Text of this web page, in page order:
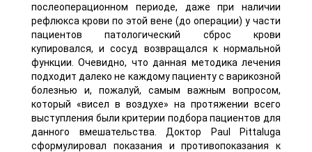
послеоперационном периоде, даже при наличии
рефлюкса крови по этой вене (до операции) у части
пациентов патологический сброс крови
купировался, и сосуд возвращался к нормальной
функции. Очевидно, что данная методика лечения
подходит далеко не каждому пациенту с варикозной
болезнью и, пожалуй, самым важным вопросом,
который «висел в воздухе» на протяжении всего
выступления были критерии подбора пациентов для
данного вмешательства. Доктор Paul Pittaluga
сформулировал показания и противопоказания к